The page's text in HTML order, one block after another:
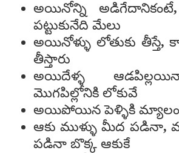
అయినోన్ని
పట్టుకునేది మేలు
అయినోళ్ళు లోతుకు తీస్తే,
తీస్తారు
అయిదేళ్ళ
మొగపిల్లోనికి లోకువే
అయిపోయిన పెళ్ళికి మ్యాలం
ఆకు ముళ్ళు మీద పడినా,
పడినా బొక్క ఆకుకే